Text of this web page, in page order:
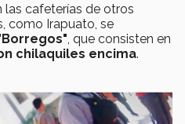
las cafeterías de otros
como Irapuato, se
, que consisten en
chilaquiles encima.